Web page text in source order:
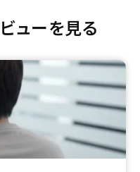
ューを見る